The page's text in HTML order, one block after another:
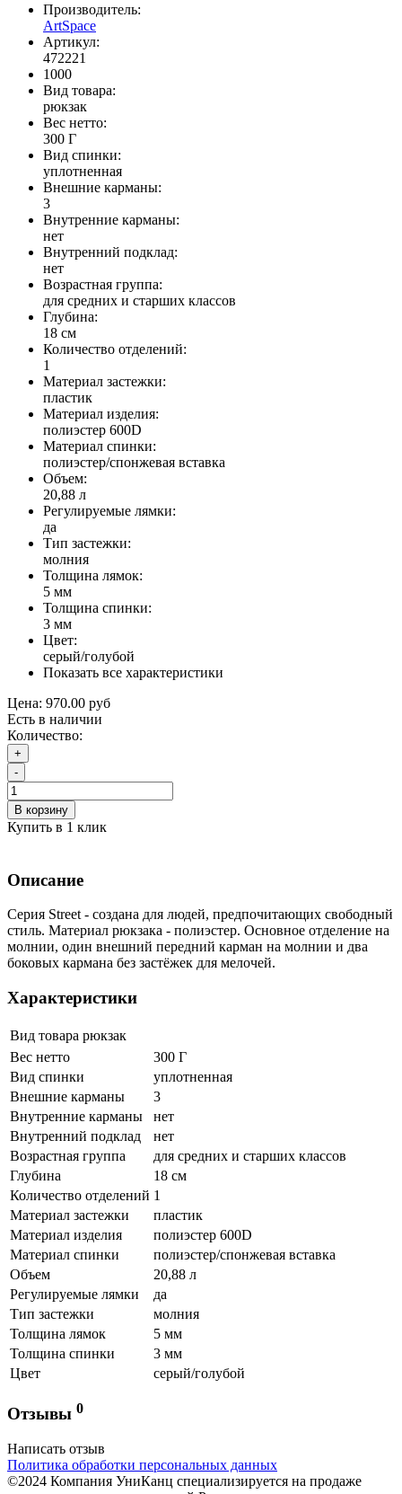
Производитель:
ArtSpace
Артикул:
472221
1000
Вид товара:
рюкзак
Вес нетто:
300 Г
Вид спинки:
уплотненная
Внешние карманы:
3
Внутренние карманы:
нет
Внутренний подклад:
нет
Возрастная группа:
для средних и старших классов
Глубина:
18 см
Количество отделений:
1
Материал застежки:
пластик
Материал изделия:
полиэстер 600D
Материал спинки:
полиэстер/спонжевая вставка
Объем:
20,88 л
Регулируемые лямки:
да
Тип застежки:
молния
Толщина лямок:
5 мм
Толщина спинки:
3 мм
Цвет:
серый/голубой
Показать все характеристики
Цена: 970.00 руб
Есть в наличии
Количество:
+
-
В корзину
Купить в 1 клик
Описание
Серия Street - создана для людей, предпочитающих свободный
стиль. Материал рюкзака - полиэстер. Основное отделение на
молнии, один внешний передний карман на молнии и два
боковых кармана без застёжек для мелочей.
Характеристики
Вид товара рюкзак
Вес нетто
300 Г
Вид спинки
уплотненная
Внешние карманы
3
Внутренние карманы
нет
Внутренний подклад
нет
Возрастная группа
для средних и старших классов
Глубина
18 см
Количество отделений 1
Материал застежки
пластик
Материал изделия
полиэстер 600D
Материал спинки
полиэстер/спонжевая вставка
Объем
20,88 л
Регулируемые лямки
да
Тип застежки
молния
Толщина лямок
5 мм
Толщина спинки
3 мм
Цвет
серый/голубой
Отзывы 0
Написать отзыв
Политика обработки персональных данных
©2024 Компания УниКанц специализируется на продаже